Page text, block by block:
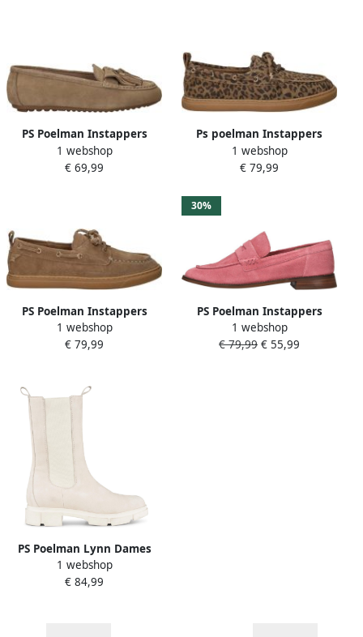
PS Poelman Instappers
Dames Beige
1 webshop
€ 69,99
Ps poelman Instappers
Dames Bruin
1 webshop
€ 79,99
PS Poelman Instappers
Dames Taupe
1 webshop
€ 79,99
30%
PS Poelman Instappers
Dames Roze
1 webshop
€ 79,99 € 55,99
PS Poelman Lynn Dames
Nubuck Leren Chelsea
Enkellaarzen met Elastiek
1 webshop
€ 84,99